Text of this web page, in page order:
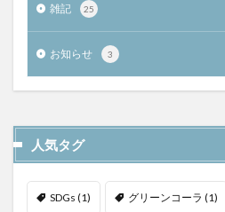
雑記 25
お知らせ 3
人気タグ
SDGs (1) グリーンコーラ (1)